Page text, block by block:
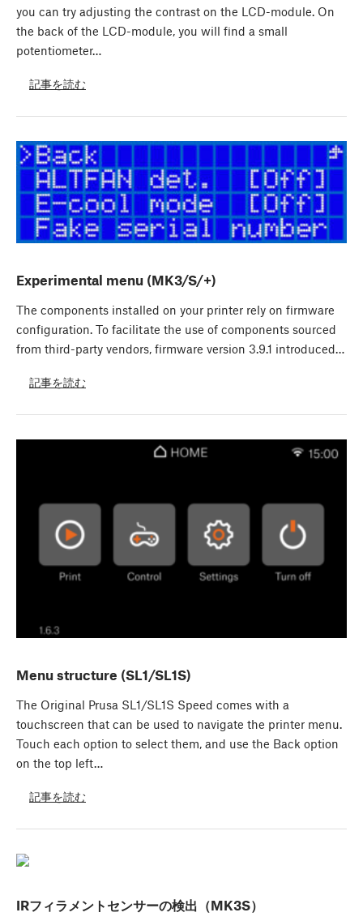
you can try adjusting the contrast on the LCD-module. On
the back of the LCD-module, you will find a small
potentiometer…
記事を読む
Experimental menu (MK3/S/+)
The components installed on your printer rely on firmware
configuration. To facilitate the use of components sourced
from third-party vendors, firmware version 3.9.1 introduced…
記事を読む
Menu structure (SL1/SL1S)
The Original Prusa SL1/SL1S Speed comes with a
touchscreen that can be used to navigate the printer menu.
Touch each option to select them, and use the Back option
on the top left…
記事を読む
IRフィラメントセンサーの検出（MK3S）